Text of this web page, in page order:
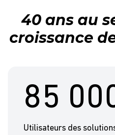
40 ans au
croissance
85
Utilisateurs des